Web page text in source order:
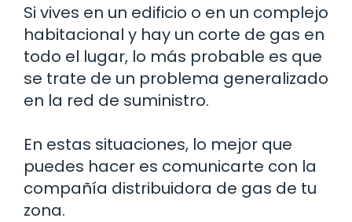
Si vives en un edificio o en un complejo
habitacional y hay un corte de gas en
todo el lugar, lo más probable es que
se trate de un problema generalizado
en la red de suministro.
En estas situaciones, lo mejor que
puedes hacer es comunicarte con la
compañía distribuidora de gas de tu
zona.